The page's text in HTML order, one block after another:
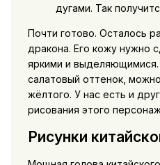
дугами. Так
Почти готово. Осталось
дракона. Его кожу нужно
яркими и выделяющимися.
салатовый оттенок,
жёлтого. У нас есть и
рисования этого
Рисунки